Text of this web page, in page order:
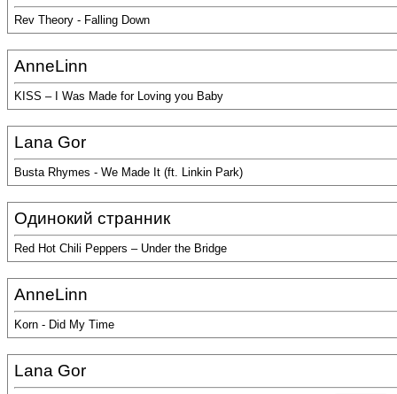
Rev Theory - Falling Down
AnneLinn
KISS – I Was Made for Loving you Baby
Lana Gor
Busta Rhymes - We Made It (ft. Linkin Park)
Одинокий странник
Red Hot Chili Peppers – Under the Bridge
AnneLinn
Korn - Did My Time
Lana Gor